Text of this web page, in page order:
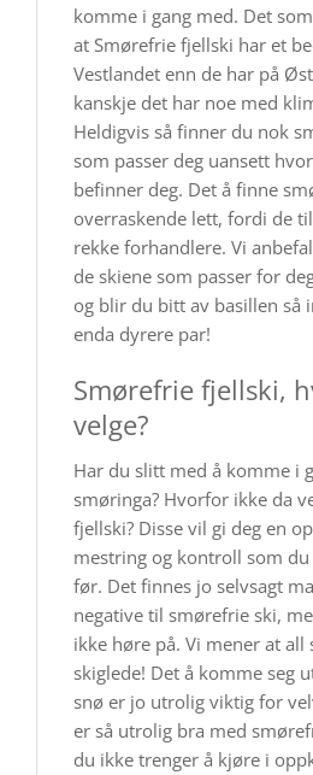
komme i gang med. Det
at Smørefrie fjellski har et
Vestlandet enn de har på
kanskje det har noe med
Heldigvis så finner du nok
som passer deg uansett
befinner deg. Det å finne
overraskende lett, fordi de
rekke forhandlere. Vi
de skiene som passer for
og blir du bitt av basillen så
enda dyrere par!
Smørefrie fjellski,
velge?
Har du slitt med å komme i
smøringa? Hvorfor ikke da
fjellski? Disse vil gi deg en
mestring og kontroll som
før. Det finnes jo selvsagt
negative til smørefrie ski,
ikke høre på. Vi mener at all
skiglede! Det å komme seg
snø er jo utrolig viktig for
er så utrolig bra med
du ikke trenger å kjøre i